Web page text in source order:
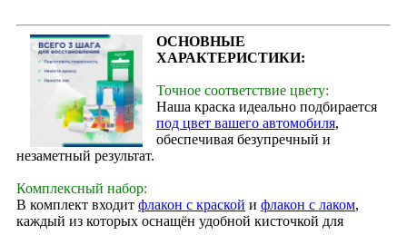
ОСНОВНЫЕ
ХАРАКТЕРИСТИКИ:
Точное соответствие цвету:
Наша краска идеально подбирается
под цвет вашего автомобиля,
обеспечивая безупречный и
незаметный результат.
Комплексный набор:
В комплект входит флакон с краской и флакон с лаком,
каждый из которых оснащён удобной кисточкой для